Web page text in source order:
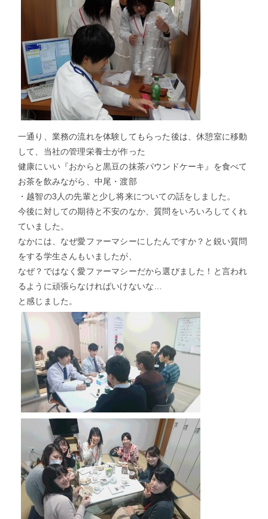
一通り、業務の流れを体験してもらった後は、休憩室に移動
して、当社の管理栄養士が作った
健康にいい『おからと黒豆の抹茶パウンドケーキ』を食べて
お茶を飲みながら、中尾・渡部
・越智の3人の先輩と少し将来についての話をしました。
今後に対しての期待と不安のなか、質問をいろいろしてくれ
ていました。
なかには、なぜ愛ファーマシーにしたんですか？と鋭い質問
をする学生さんもいましたが、
なぜ？ではなく愛ファーマシーだから選びました！と言われ
るように頑張らなければいけないな…
と感じました。